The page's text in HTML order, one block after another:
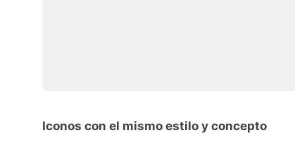
Iconos con el mismo estilo y concepto